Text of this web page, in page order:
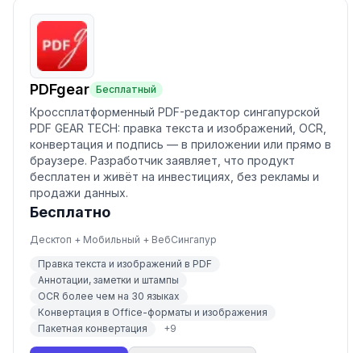
PDFgear Бесплатный
Кроссплатформенный PDF-редактор сингапурской
PDF GEAR TECH: правка текста и изображений, OCR,
конвертация и подпись — в приложении или прямо в
браузере. Разработчик заявляет, что продукт
бесплатен и живёт на инвестициях, без рекламы и
продажи данных.
Бесплатно
Десктоп + Мобильный + ВебСингапур
Правка текста и изображений в PDF
Аннотации, заметки и штампы
OCR более чем на 30 языках
Конвертация в Office-форматы и изображения
Пакетная конвертация
+9